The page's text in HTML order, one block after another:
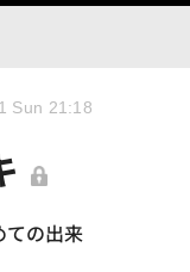
ての出来
Sun 21:18